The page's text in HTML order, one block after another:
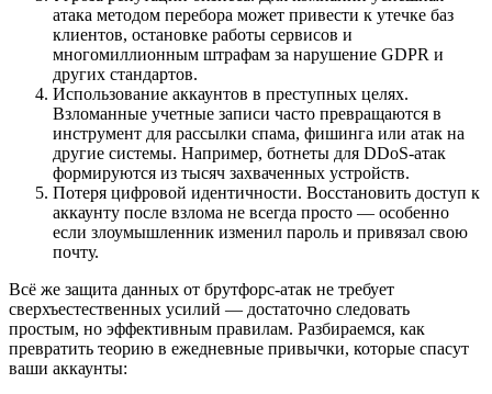
атака методом перебора может привести к утечке баз
клиентов, остановке работы сервисов и
многомиллионным штрафам за нарушение GDPR и
других стандартов.
Использование аккаунтов в преступных целях.
Взломанные учетные записи часто превращаются в
инструмент для рассылки спама, фишинга или атак на
другие системы. Например, ботнеты для DDoS-атак
формируются из тысяч захваченных устройств.
Потеря цифровой идентичности. Восстановить доступ к
аккаунту после взлома не всегда просто — особенно
если злоумышленник изменил пароль и привязал свою
почту.
Всё же защита данных от брутфорс-атак не требует
сверхъестественных усилий — достаточно следовать
простым, но эффективным правилам. Разбираемся, как
превратить теорию в ежедневные привычки, которые спасут
ваши аккаунты: